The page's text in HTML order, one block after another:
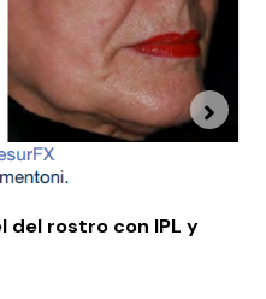
del rostro con IPL y